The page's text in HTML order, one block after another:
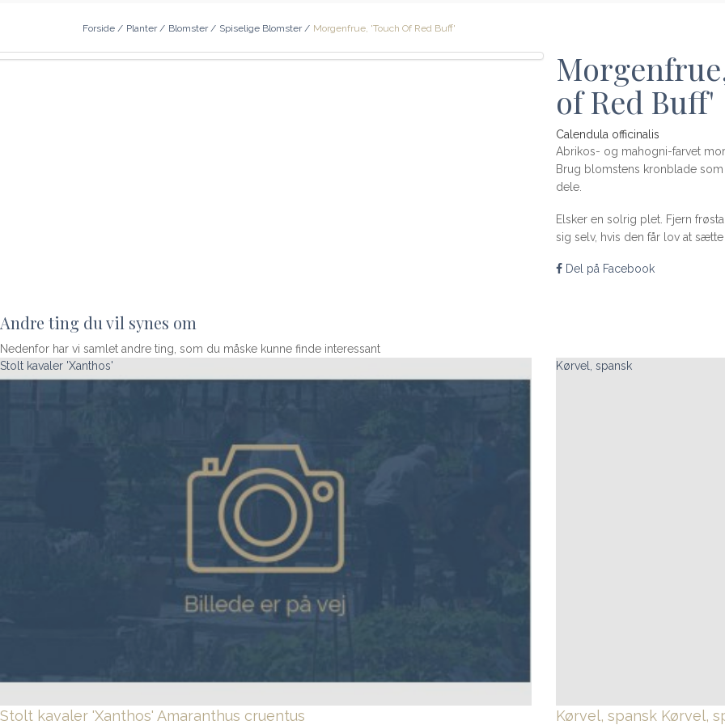
Forside / Planter/ Blomster/ Spiselige Blomster/ Morgenfrue, 'Touch Of Red Buff'
of Red Buff'
Calendula officinalis
Abrikos- og mahogni-farvet
Brug blomstens kronblade
dele.
Elsker en solrig plet. Fjern
sig selv, hvis den får lov at sætte
Del på Facebook
Andre ting du vil synes om
Nedenfor har vi samlet andre ting, som du måske kunne finde interessant
Stolt kavaler 'Xanthos'
Stolt kavaler 'Xanthos' Amaranthus cruentus
Kørvel, spansk
Kørvel, spansk Kørvel,